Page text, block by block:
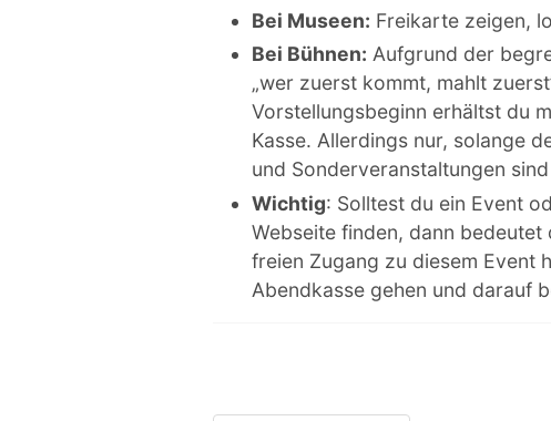
Bei Museen: Freikarte zeigen,
Bei Bühnen: Aufgrund der
„wer zuerst kommt, mahlt
Vorstellungsbeginn erhältst du
Kasse. Allerdings nur, solange
und Sonderveranstaltungen
Wichtig: Solltest du ein Event
Webseite finden, dann
freien Zugang zu diesem Event
Abendkasse gehen und darauf